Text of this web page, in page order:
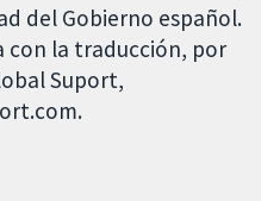
del Gobierno español.
con la traducción, por
Suport,